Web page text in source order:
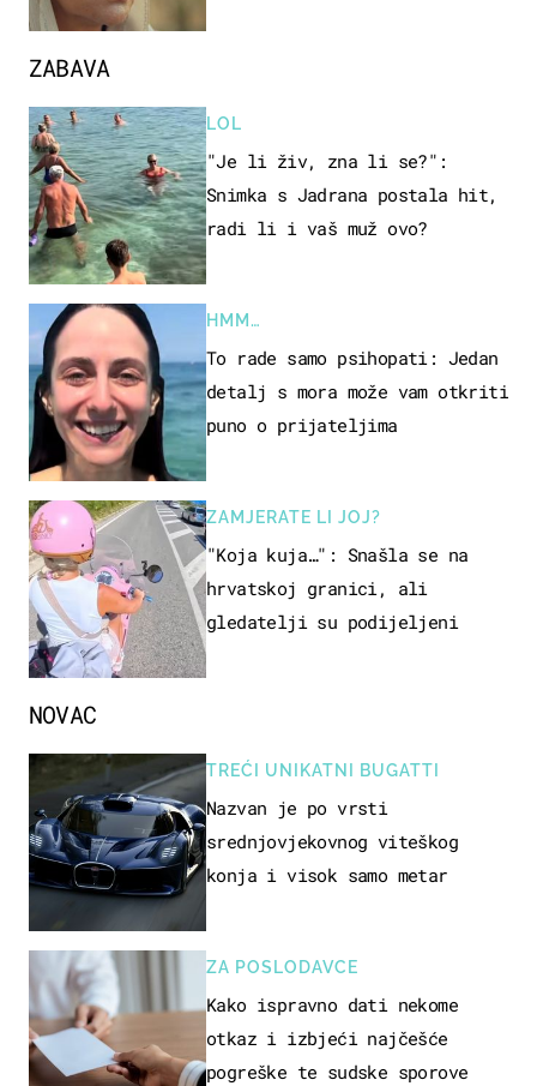
ZABAVA
LOL
"Je li živ, zna li se?":
Snimka s Jadrana postala hit,
radi li i vaš muž ovo?
HMM…
To rade samo psihopati: Jedan
detalj s mora može vam otkriti
puno o prijateljima
ZAMJERATE LI JOJ?
"Koja kuja…": Snašla se na
hrvatskoj granici, ali
gledatelji su podijeljeni
NOVAC
TREĆI UNIKATNI BUGATTI
Nazvan je po vrsti
srednjovjekovnog viteškog
konja i visok samo metar
ZA POSLODAVCE
Kako ispravno dati nekome
otkaz i izbjeći najčešće
pogreške te sudske sporove